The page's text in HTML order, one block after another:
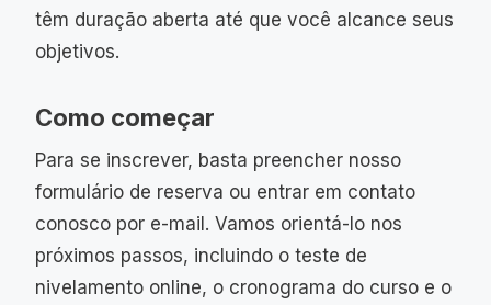
têm duração aberta até que você alcance seus
objetivos.
Como começar
Para se inscrever, basta preencher nosso
formulário de reserva ou entrar em contato
conosco por e-mail. Vamos orientá-lo nos
próximos passos, incluindo o teste de
nivelamento online, o cronograma do curso e o